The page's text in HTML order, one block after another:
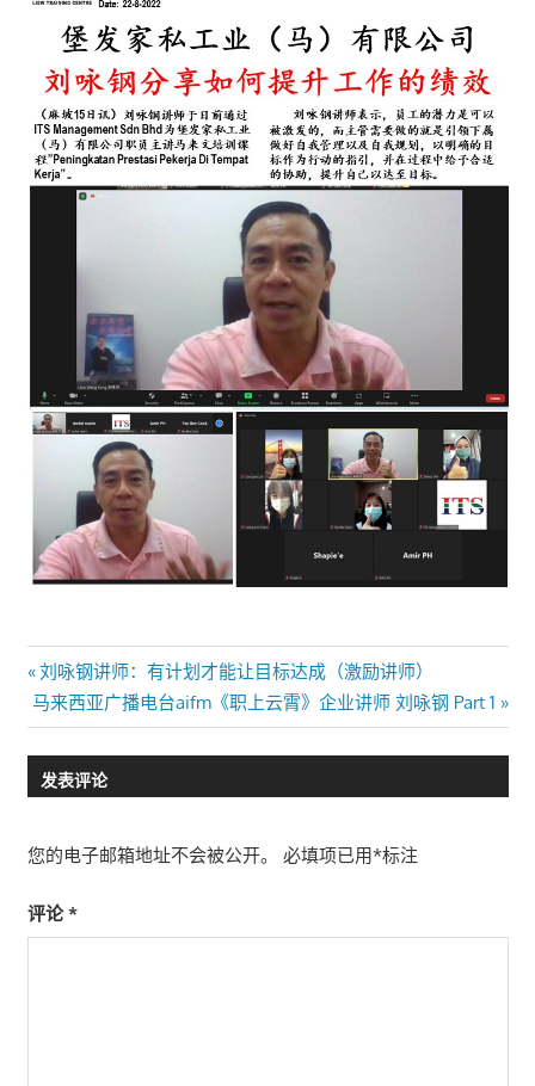
文
章
导
Previous
Post:
刘咏钢讲师：有计划才能让目标达成（激励讲师）
Next
Post:
马来西亚广播电台aifm《职上云霄》企业讲师 刘咏钢 Part 1
发表评论
您的电子邮箱地址不会被公开。 必填项已用*标注
评论*